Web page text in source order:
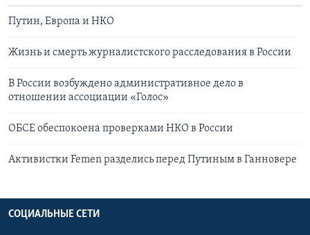
Путин, Европа и НКО
Жизнь и смерть журналистского расследования в России
В России возбуждено административное дело в
отношении ассоциации «Голос»
ОБСЕ обеспокоена проверками НКО в России
Активистки Femen разделись перед Путиным в Ганновере
СОЦИАЛЬНЫЕ СЕТИ